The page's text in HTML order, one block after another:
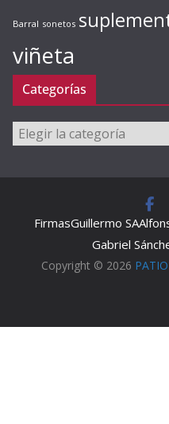
Barral sonetos
viñeta
Categorías
Categorías
FirmasGuillermo SA
Gabriel
Copyright © 2026